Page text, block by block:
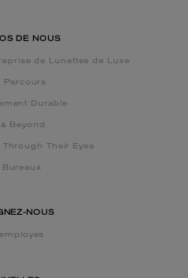
DE NOUS
de Lunettes de Luxe
Parcours
Durable
Beyond
Through Their Eyes
Bureaux
NOUS